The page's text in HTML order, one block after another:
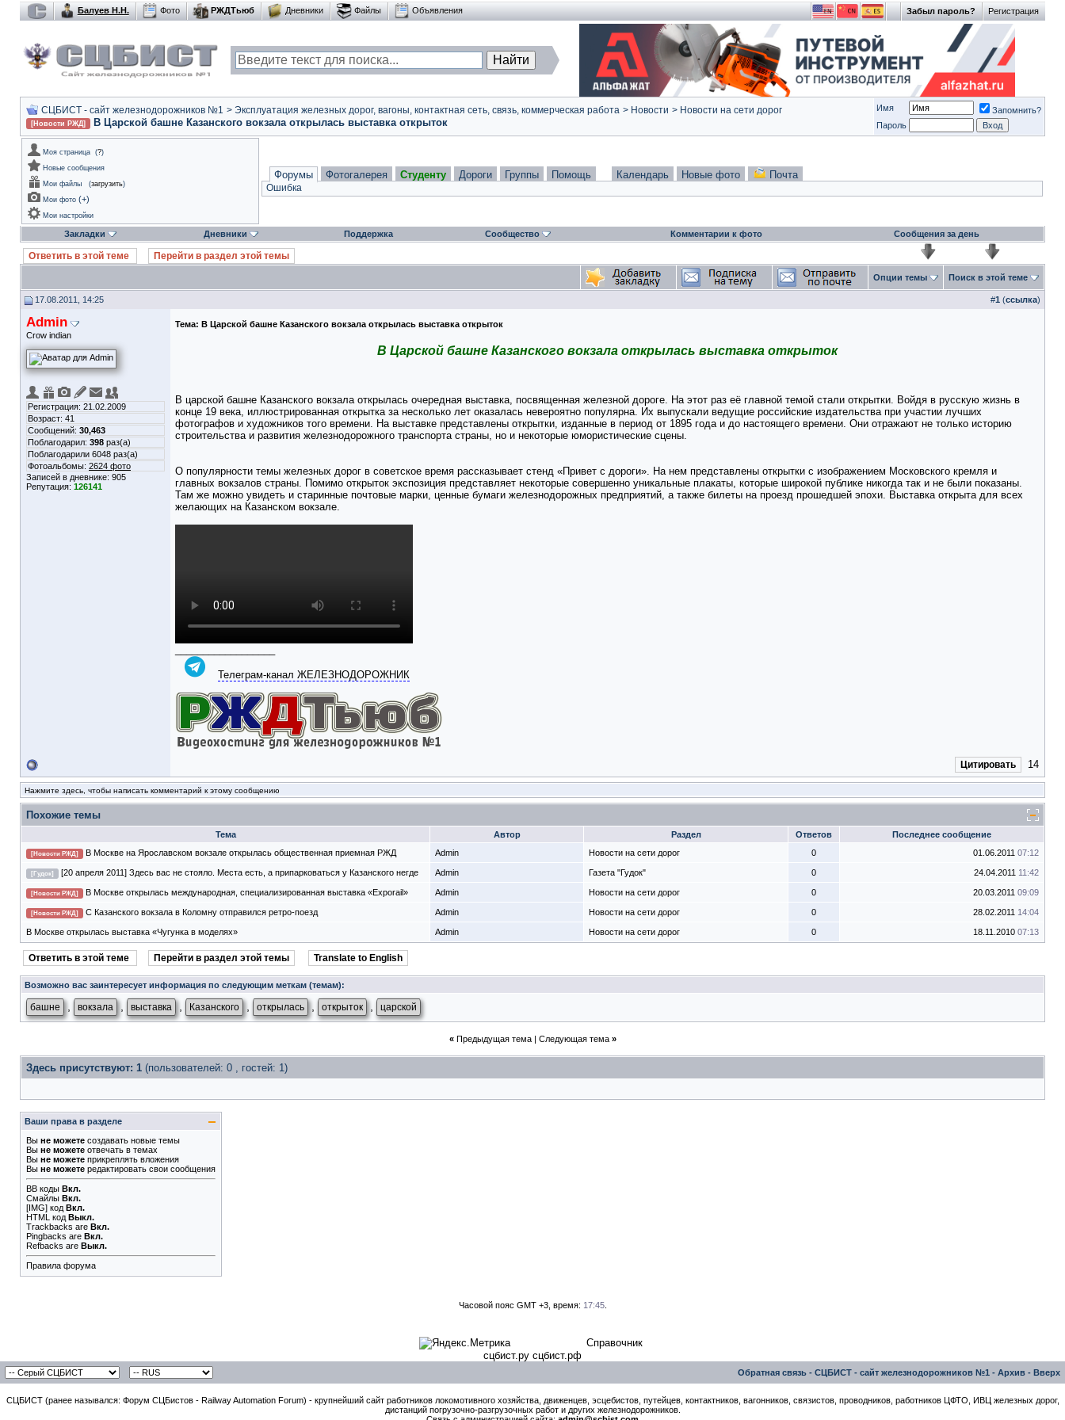
Регистрация
Забыл пароль?
Балуев Н.Н. Фото РЖДТьюб Дневники Файлы Объявления
СЦБИСТ - сайт железнодорожников №1 > Эксплуатация железных дорог, вагоны, контактная сеть, связь, коммерческая работа > Новости > Новости на сети дорог
[Новости РЖД] В Царской башне Казанского вокзала открылась выставка открыток
Имя
Запомнить?
Пароль
Моя страница (?)
Новые сообщения
Мои файлы
(загрузить)
Мои фото (+)
Мои настройки
Форумы Фотогалерея Студенту Дороги Группы Помощь Календарь Новые фото Почта
Ошибка
Закладки Дневники Поддержка Сообщество Комментарии к фото Сообщения за день
Ответить в этой теме Перейти в раздел этой темы
Опции темы Поиск в этой теме
17.08.2011, 14:25 #1 (ссылка)
Admin
Crow indian
Регистрация: 21.02.2009
Возраст: 41
Сообщений: 30,463
Поблагодарил: 398 раз(а)
Поблагодарили 6048 раз(а)
Фотоальбомы: 2624 фото
Записей в дневнике: 905
Репутация: 126141
Тема: В Царской башне Казанского вокзала открылась выставка открыток
В Царской башне Казанского вокзала открылась выставка открыток
В царской башне Казанского вокзала открылась очередная выставка, посвященная железной дороге. На этот раз её главной темой стали открытки. Войдя в русскую жизнь в
конце 19 века, иллюстрированная открытка за несколько лет оказалась невероятно популярна. Их выпускали ведущие российские издательства при участии лучших
фотографов и художников того времени. На выставке представлены открытки, изданные в период от 1895 года и до настоящего времени. Они отражают не только историю
строительства и развития железнодорожного транспорта страны, но и некоторые юмористические сцены.
О популярности темы железных дорог в советское время рассказывает стенд «Привет с дороги». На нем представлены открытки с изображением Московского кремля и
главных вокзалов страны. Помимо открыток экспозиция представляет некоторые совершенно уникальные плакаты, которые широкой публике никогда так и не были показаны.
Там же можно увидеть и старинные почтовые марки, ценные бумаги железнодорожных предприятий, а также билеты на проезд прошедшей эпохи. Выставка открыта для всех
желающих на Казанском вокзале.
Телеграм-канал ЖЕЛЕЗНОДОРОЖНИК
Цитировать 14
Нажмите здесь, чтобы написать комментарий к этому сообщению
Похожие темы
Тема Автор Раздел Ответов Последнее сообщение
[Новости РЖД] В Москве на Ярославском вокзале открылась общественная приемная РЖД Admin Новости на сети дорог 0 01.06.2011 07:12
[Гудок] [20 апреля 2011] Здесь вас не стояло. Места есть, а припарковаться у Казанского негде Admin Газета "Гудок" 0 24.04.2011 11:42
[Новости РЖД] В Москве открылась международная, специализированная выставка «Exporail» Admin Новости на сети дорог 0 20.03.2011 09:09
[Новости РЖД] С Казанского вокзала в Коломну отправился ретро-поезд Admin Новости на сети дорог 0 28.02.2011 14:04
В Москве открылась выставка «Чугунка в моделях» Admin Новости на сети дорог 0 18.11.2010 07:13
Ответить в этой теме Перейти в раздел этой темы Translate to English
Возможно вас заинтересует информация по следующим меткам (темам):
башне вокзала выставка Казанского открылась открыток царской
« Предыдущая тема| Следующая тема »
Здесь присутствуют: 1 (пользователей: 0 , гостей: 1)
Ваши права в разделе
Вы не можете создавать новые темы
Вы не можете отвечать в темах
Вы не можете прикреплять вложения
Вы не можете редактировать свои сообщения
BB коды Вкл.
Смайлы Вкл.
[IMG] код Вкл.
HTML код Выкл.
Trackbacks are Вкл.
Pingbacks are Вкл.
Refbacks are Выкл.
Правила форума
Часовой пояс GMT +3, время: 17:45.
Справочник
сцбист.ру сцбист.рф
Обратная связь - СЦБИСТ - сайт железнодорожников №1 - Архив - Вверх
СЦБИСТ (ранее назывался: Форум СЦБистов - Railway Automation Forum) - крупнейший сайт работников локомотивного хозяйства, движенцев, эсцебистов, путейцев, контактников, вагонников, связистов, проводников, работников ЦФТО, ИВЦ железных дорог,
дистанций погрузочно-разгрузочных работ и других железнодорожников.